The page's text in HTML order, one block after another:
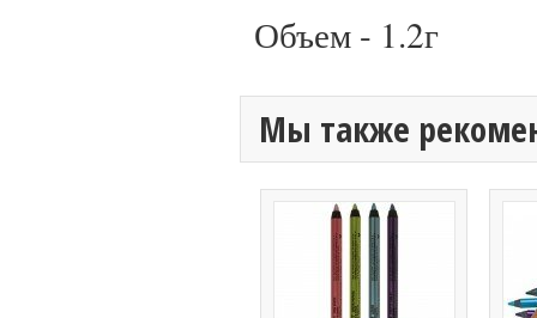
Объем - 1.2г
Мы также